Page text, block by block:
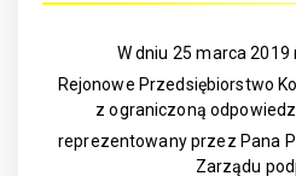
W dniu 25 marca 2019
Rejonowe Przedsiębiorstwo
z ograniczoną
reprezentowany przez Pana
Zarządu